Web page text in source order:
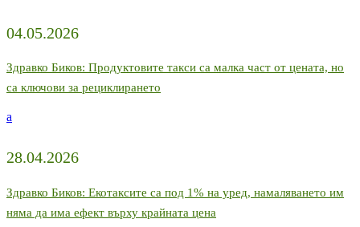
04.05.2026
Здравко Биков: Продуктовите такси са малка част от цената, но
са ключови за рециклирането
a
28.04.2026
Здравко Биков: Екотаксите са под 1% на уред, намаляването им
няма да има ефект върху крайната цена